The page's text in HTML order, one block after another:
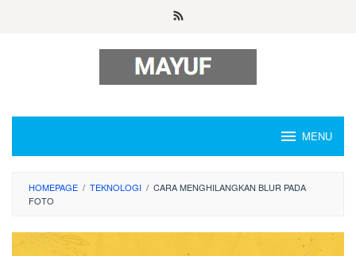
MENU
HOMEPAGE / TEKNOLOGI / CARA MENGHILANGKAN BLUR PADA
FOTO